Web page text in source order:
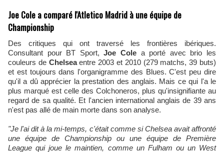
Joe Cole a comparé l'Atletico Madrid à une équipe de
Championship
Des critiques qui ont traversé les frontières ibériques.
Consultant pour BT Sport,Joe Cole a porté avec brio les
couleurs de Chelseaentre 2003 et 2010 (279 matchs, 39 buts)
et est toujours dans l'organigramme des Blues. C'est peu dire
qu'il a dû apprécier la prestation des anglais. Mais ce qui l'a le
plus marqué est celle des Colchoneros, plus qu'insignifiante au
regard de sa qualité. Et l'ancien international anglais de 39 ans
n'est pas allé de main morte dans son analyse.
"Je l'ai dit à la mi-temps, c'était comme si Chelsea avait affronté
une équipe de Championship ou une équipe de Première
League qui joue le maintien, comme un Fulham ou un West